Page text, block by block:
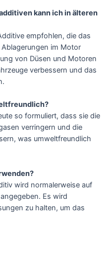
kann ich in älteren
empfohlen, die das
im Motor
von Düsen und Motoren
verbessern und das
so formuliert, dass sie die
verringern und die
was umweltfreundlich
wird normalerweise auf
Es wird
zu halten, um das